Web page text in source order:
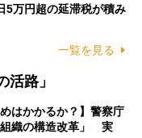
5万円超の延滞税が積み
一覧を見る
路」
はかかるか？】警察庁
織の構造改革」 実